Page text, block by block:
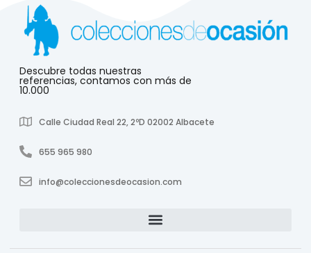
Descubre todas nuestras
referencias, contamos con más de
10.000
Calle Ciudad Real 22, 2ºD 02002 Albacete
655 965 980
info@coleccionesdeocasion.com